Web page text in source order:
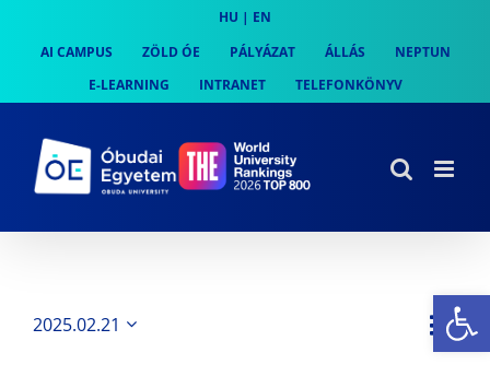
content
HU | EN
AI CAMPUS
ZÖLD ÓE PÁLYÁZAT ÁLLÁS
NEPTUN
E-LEARNING
INTRANET TELEFONKÖNYV
Nap
2025.02.21